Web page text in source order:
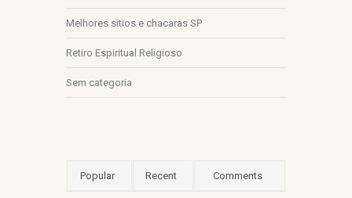
Melhores sitios e chacaras SP
Retiro Espiritual Religioso
Sem categoria
Popular Recent Comments